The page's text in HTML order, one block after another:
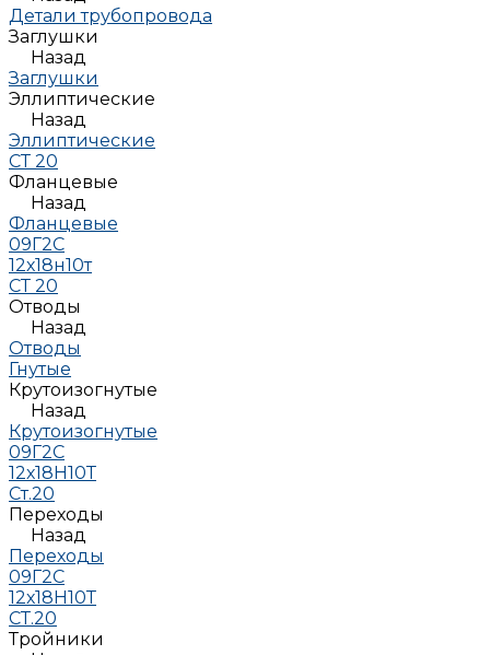
Детали трубопровода
Заглушки
Назад
Заглушки
Эллиптические
Назад
Эллиптические
СТ 20
Фланцевые
Назад
Фланцевые
09Г2С
12х18н10т
СТ 20
Отводы
Назад
Отводы
Гнутые
Крутоизогнутые
Назад
Крутоизогнутые
09Г2С
12х18Н10Т
Ст.20
Переходы
Назад
Переходы
09Г2С
12х18Н10Т
СТ.20
Тройники